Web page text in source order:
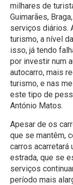
milhares de
Guimarães,
serviços diários.
turismo, a nível
isso, já tendo
por investir num
autocarro, mais
turismo, e nas
este tipo de
António Matos.
Apesar de os
que se mantêm,
carros acarretará
estrada, que se
serviços
período mais